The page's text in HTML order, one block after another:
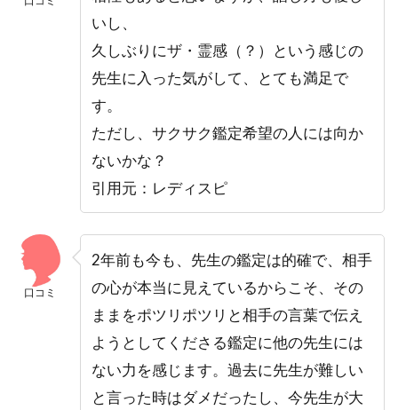
いし、
久しぶりにザ・霊感（？）という感じの
先生に入った気がして、とても満足で
す。
ただし、サクサク鑑定希望の人には向か
ないかな？
引用元：レディスピ
口コミ
2年前も今も、先生の鑑定は的確で、相手
の心が本当に見えているからこそ、その
ままをポツリポツリと相手の言葉で伝え
ようとしてくださる鑑定に他の先生には
ない力を感じます。過去に先生が難しい
と言った時はダメだったし、今先生が大